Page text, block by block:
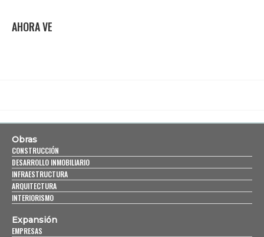
AHORA VE
Obras
CONSTRUCCIÓN
DESARROLLO INMOBILIARIO
INFRAESTRUCTURA
ARQUITECTURA
INTERIORISMO
Expansión
EMPRESAS